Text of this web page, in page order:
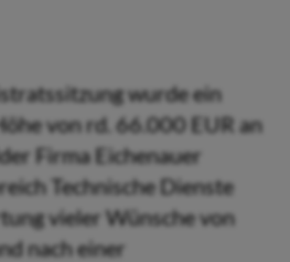
wurde ein
von rd. 66.000 EUR an
Firma Eichenauer
Technische Dienste
vieler Wünsche von
nach einer